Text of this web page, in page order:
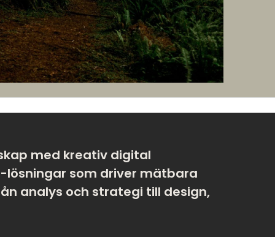
med kreativ digital
som driver mätbara
analys och strategi till design,